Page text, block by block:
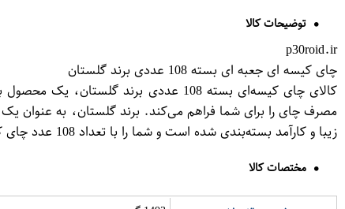
توضیحات کالا
p30roid.ir
چای کیسه ای جعبه ای بسته 108 عددی برند گلستان
کالای چای کیسه‌ای بسته 108 عددی
مصرف چای را برای شما فراهم می‌کند. برند گلستان، به عنوان
زیبا و کارآمد بسته‌بندی شده است و شما را با تعداد 108 عدد چای کیسه‌ای محبوب برند گلستان تامین می‌کند.
مختصات کالا